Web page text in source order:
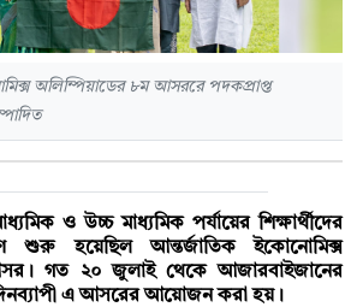
অলিম্পিয়াডের ৮ম আসররে পদকপ্রাপ্ত
ও উচ্চ মাধ্যমিক পর্যায়ের শিক্ষার্থীদের
শুরু হয়েছিল আন্তর্জাতিক ইকোনোমিক্স
গত ২০ জুলাই থেকে আজারবাইজানের
এ আসরের আয়োজন করা হয়।